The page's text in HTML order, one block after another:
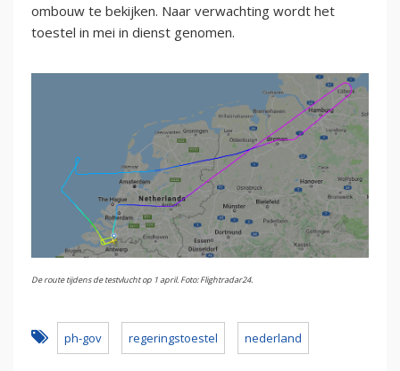
ombouw te bekijken. Naar verwachting wordt het
toestel in mei in dienst genomen.
De route tijdens de testvlucht op 1 april. Foto: Flightradar24.
ph-gov regeringstoestel nederland